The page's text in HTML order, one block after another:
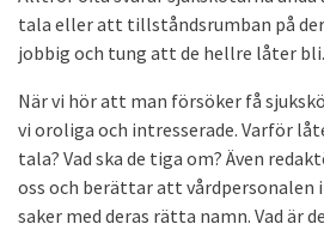
tala eller att tillståndsrumban på
jobbig och tung att de hellre låter bli.
När vi hör att man försöker få
vi oroliga och intresserade. Varför
tala? Vad ska de tiga om? Även
oss och berättar att vårdpersonalen
saker med deras rätta namn. Vad är